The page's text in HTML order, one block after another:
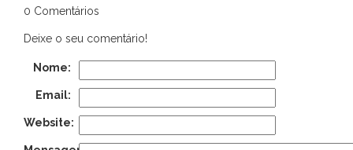
0 Comentários
Deixe o seu comentário!
Nome:
Email:
Website: